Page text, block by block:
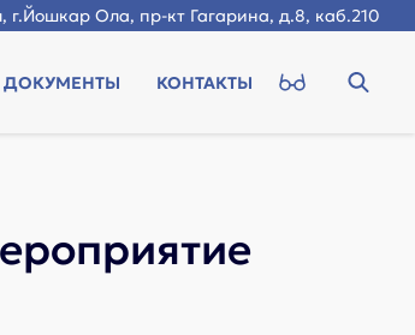
Ола, пр-кт Гагарина, д.8, каб.210
ДОКУМЕНТЫ КОНТАКТЫ